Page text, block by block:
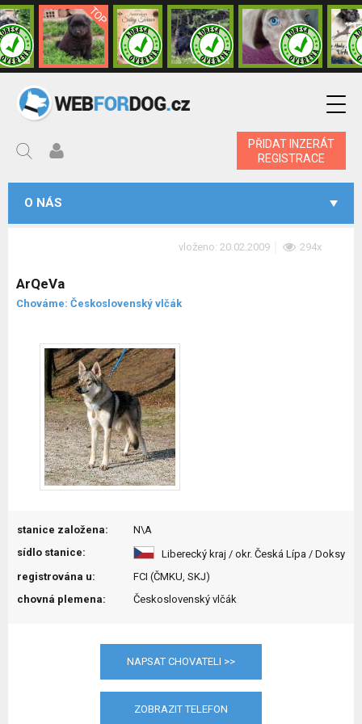
PŘIDAT INZERÁT
REGISTRACE
O NÁS
vloženo: 20.02.2009 294x
ArQeVa
Chováme: Československý vlčák
stanice založena:
N\A
sídlo stanice:
Liberecký kraj / okr. Česká Lípa / Doksy
registrována u:
FCI (ČMKU, SKJ)
chovná plemena:
Československý vlčák
NAPSAT CHOVATELI >>
ZOBRAZIT TELEFON